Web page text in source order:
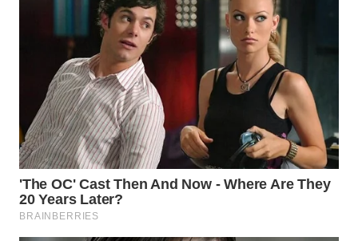
TV
WAHANANEWS
ID
WAHANANEWS
CO ID
WAHANANEWS
NET